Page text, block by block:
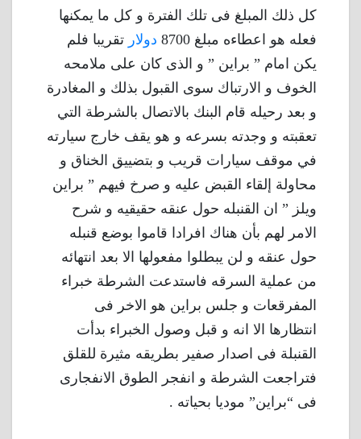
كل ذلك المبلغ فى تلك الفترة و كل ما يمكنها
فعله هو اعطاءه مبلغ 8700
دولار تقريبا فلم
يكن امام ” براين ” و الذى كان على ملامحه
الخوف و الارتباك سوى القبول بذلك و المغادرة
و بعد رحيله قام البنك بالاتصال بالشرطة التي
تعقبته و وجدته بسرعه و هو يقف خارج سيارته
في موقف سيارات قريب و بتضييق الخناق و
محاولة إلقاء القبض عليه و صرخ فيهم ” براين
ويلز ” ان القنبله حول عنقه حقيقيه و شرح
الامر لهم بأن هناك افرادا قاموا بوضع قنبله
حول عنقه و لن يبطلوا مفعولها الا بعد انتهائه
من عملية السرقه فاستدعت الشرطة خبراء
المفرقعات و جلس براين هو الاخر فى
انتظارها الا انه و قبل وصول الخبراء بدأت
القنبلة فى اصدار صفير بطريقه مثيرة للقلق
فتراجعت الشرطة و انفجر الطوق الانفجارى
فى “براين” موديا بحياته .